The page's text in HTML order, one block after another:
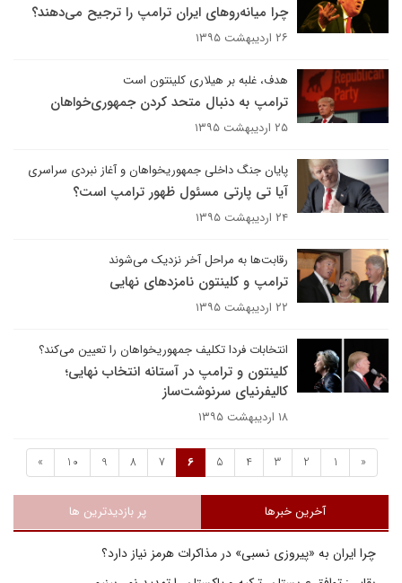
چرا میانه‌روهای ایران ترامپ را ترجیح می‌دهند؟
۲۶ اردیبهشت ۱۳۹۵
هدف، غلبه بر هیلاری کلینتون است
ترامپ به دنبال متحد کردن جمهوری‌خواهان
۲۵ اردیبهشت ۱۳۹۵
پایان جنگ داخلی جمهوریخواهان و آغاز نبردی سراسری
آیا تی پارتی مسئول ظهور ترامپ است؟
۲۴ اردیبهشت ۱۳۹۵
رقابت‌ها به مراحل آخر نزدیک می‌شوند
ترامپ و کلینتون نامزدهای نهایی
۲۲ اردیبهشت ۱۳۹۵
انتخابات فردا تکلیف جمهوریخواهان را تعیین می‌کند؟
کلینتون و ترامپ در آستانه انتخاب نهایی؛
کالیفرنیای سرنوشت‌ساز
۱۸ اردیبهشت ۱۳۹۵
«
1
2
3
4
5
6
7
8
9
10
»
آخرین خبرها پر بازدیدترین ها
چرا ایران به «پیروزی نسبی» در مذاکرات هرمز نیاز دارد؟